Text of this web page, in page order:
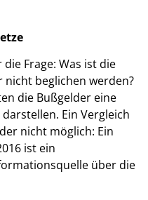
Frage: Was ist die
nicht beglichen werden?
die Bußgelder eine
Ein Vergleich
nicht möglich: Ein
ist ein
über die